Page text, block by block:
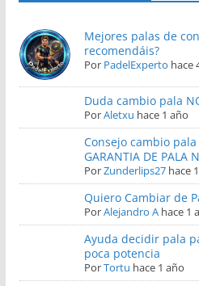
Mejores palas de
recomendáis?
Por PadelExperto hace
Duda cambio pala
PorAletxu hace 1 año
Consejo cambio pala
GARANTIA DE PALA
PorZunderlips27 hace
Quiero Cambiar de
PorAlejandro A hace 1
Ayuda decidir pala
poca potencia
PorTortu hace 1 año